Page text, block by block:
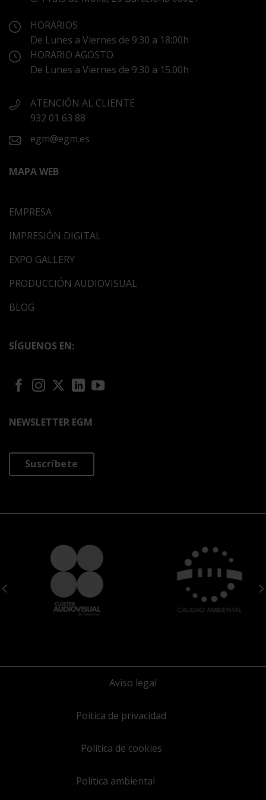
HORARIOS
De Lunes a Viernes de 9:30 a 18:00h
HORARIO AGOSTO
De Lunes a Viernes de 9:30 a 15.00h
ATENCIÓN AL CLIENTE
932 01 63 88
egm@egm.es
MAPA WEB
EMPRESA
IMPRESIÓN DIGITAL
EXPO GALLERY
PRODUCCIÓN AUDIOVISUAL
BLOG
SÍGUENOS EN:
NEWSLETTER EGM
Suscríbete
Aviso legal
Poítica de privacidad
Política de cookies
Política ambiental